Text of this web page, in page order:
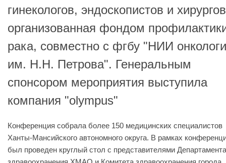
гинекологов, эндоскопистов и
организованная фондом
рака, совместно с фгбу "НИИ
им. Н.Н. Петрова". Генеральным
спонсором мероприятия выступила
компания "olympus"
Конференция собрала более 150 медицинских специалистов
Ханты-Мансийского автономного округа. В рамках
был проведен круглый стол с представителями Департамента